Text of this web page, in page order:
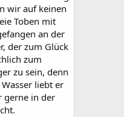
wir auf keinen
Toben mit
an der
der zum Glück
zum
zu sein, denn
liebt er
gerne in der